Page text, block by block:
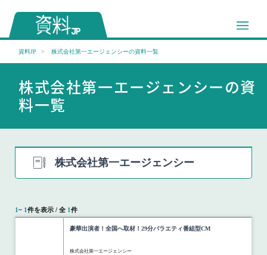
資料JP 株式会社第一エージェンシーの資料一覧
株式会社第一エージェンシーの資
料一覧
株式会社第一エージェンシー
1~ 1件を表示 / 全 1件
豪華出演者！全国へ取材！29分バラエティ番組型CM
株式会社第一エージェンシー